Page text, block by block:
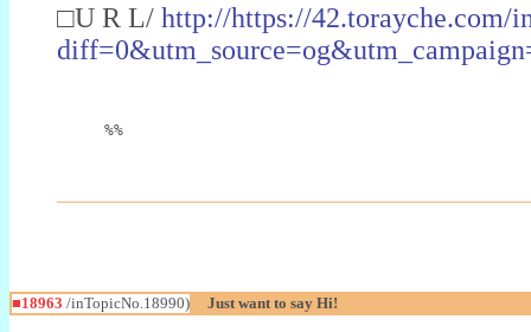
□U R L/ http://https://42.torayche.com/
%%
■18963 /inTopicNo.18990) Just want to say Hi!